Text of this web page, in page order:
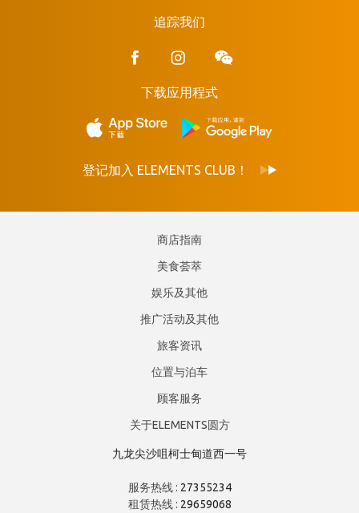
追踪我们
下载应用程式
登记加入 ELEMENTS CLUB！
商店指南
美食荟萃
娱乐及其他
推广活动及其他
旅客资讯
位置与泊车
顾客服务
关于ELEMENTS圆方
九龙尖沙咀柯士甸道西一号
服务热线 : 27355234
租赁热线 : 29659068